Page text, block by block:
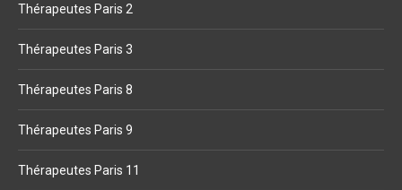
Thérapeutes Paris 2
Thérapeutes Paris 3
Thérapeutes Paris 8
Thérapeutes Paris 9
Thérapeutes Paris 11